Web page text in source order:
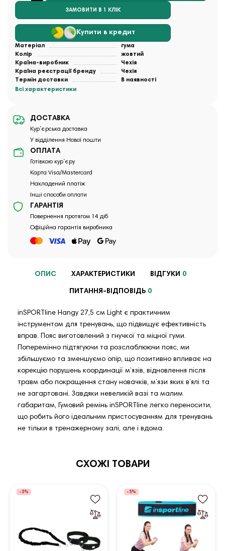
ЗАМОВИТИ В 1 КЛІК
Купити в кредит
Матеріал
гума
Колір
жовтий
Країна-виробник
Чехія
Країна реєстрації бренду
Чехія
Термін доставки
В наявності
Всі характеристики
ДОСТАВКА
Кур`єрська доставка
У відділення Нової пошти
ОПЛАТА
Готівкою кур`єру
Карта Visa/Mastercard
Накладений платіж
Інші способи оплати
ГАРАНТІЯ
Повернення протягом 14 діб
Офіційна гарантія виробника
ОПИС ХАРАКТЕРИСТИКИ ВІДГУКИ 0
ПИТАННЯ-ВІДПОВІДЬ 0
inSPORTline Hangy 27,5 см Light є практичним
інструментом для тренувань, що підвищує ефективність
вправ. Пояс виготовлений з гнучкої та міцної гуми.
Поперемінно підтягуючи та розслаблюючи пояс, ми
збільшуємо та зменшуємо опір, що позитивно впливає на
корекцію порушень координації м’язів, відновлення після
травм або покращення стану новачків, м’язи яких в’ялі та
не загартовані. Завдяки невеликій вазі та малим
габаритам, Гумовий ремінь inSPORTline легко переносити,
що робить його ідеальним пристосуванням для тренувань
не тільки в тренажерному залі, але і вдома.
СХОЖІ ТОВАРИ
-5% -5%